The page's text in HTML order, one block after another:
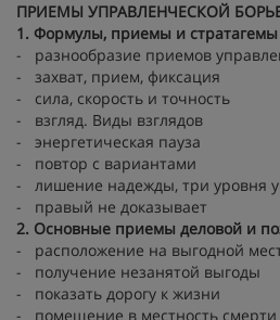
ПРИЕМЫ УПРАВЛЕНЧЕСКОЙ
1. Формулы, приемы и стратагемы
- разнообразие приемов
- захват, прием, фиксация
- сила, скорость и точность
- взгляд. Виды взглядов
- энергетическая пауза
- повтор с вариантами
- лишение надежды, три уровня
- правый не доказывает
2. Основные приемы деловой и
- расположение на выгодной
- получение незанятой выгоды
- показать дорогу к жизни
- помещение в местность смерти